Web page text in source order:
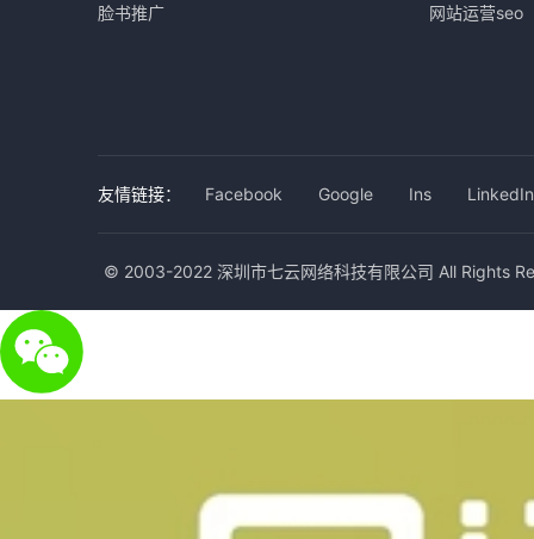
脸书推广 网站运营seo
友情链接： Facebook Google Ins LinkedIn
© 2003-2022 深圳市七云网络科技有限公司 All Rights